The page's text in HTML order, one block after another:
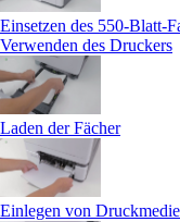
Einsetzen des 550-Blatt-
Verwenden des Druckers
Laden der Fächer
Einlegen von